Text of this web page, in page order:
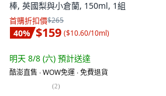
棒, 英國梨與小倉蘭, 150ml, 1組
首購折扣價$265
40% $159 ($10.60/10ml)
明天 8/8 (六) 預計送達
酷澎直售 ∙ WOW免運 ∙ 免費退貨
(2)